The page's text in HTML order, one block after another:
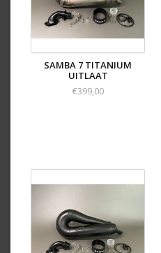
SAMBA 7 TITANIUM
UITLAAT
€399,00